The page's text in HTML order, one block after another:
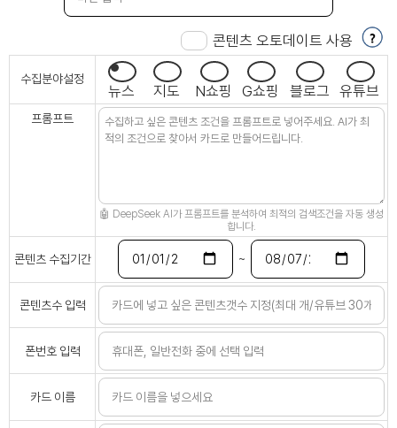
콘텐츠 오토데이트 사용
수집분야설정
뉴스 지도 N쇼핑 G쇼핑 블로그 유튜브
프롬프트
🤖 DeepSeek AI가 프롬프트를 분석하여 최적의 검색조건을 자동 생성
합니다.
콘텐츠 수집기간 ~
콘텐츠수 입력
폰번호 입력
카드 이름